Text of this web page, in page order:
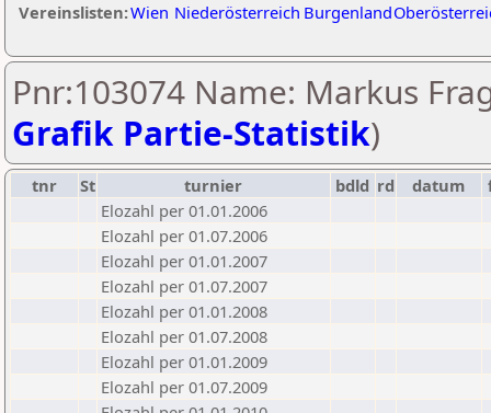
Vereinslisten:Wien Niederösterreich Burgenland
Pnr:103074 Name: Markus
Grafik Partie-Statistik)
tnr St turnier bdld rd datum
Elozahl per 01.01.2006
Elozahl per 01.07.2006
Elozahl per 01.01.2007
Elozahl per 01.07.2007
Elozahl per 01.01.2008
Elozahl per 01.07.2008
Elozahl per 01.01.2009
Elozahl per 01.07.2009